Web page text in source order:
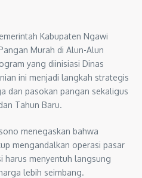
Kabupaten Ngawi
Murah di Alun-Alun
yang diinisiasi Dinas
ini menjadi langkah strategis
dan pasokan pangan sekaligus
Tahun Baru.
menegaskan bahwa
mengandalkan operasi pasar
harus menyentuh langsung
lebih seimbang.